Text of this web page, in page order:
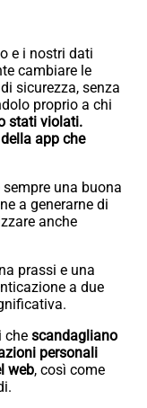
e i nostri dati
cambiare le
sicurezza, senza
proprio a chi
stati violati.
app che
una buona
a generarne di
anche
prassi e una
a due
che scandagliano
personali
web, così come